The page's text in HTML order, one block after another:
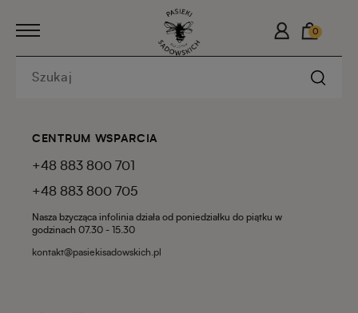
0
CENTRUM WSPARCIA
+48 883 800 701
+48 883 800 705
Nasza bzycząca infolinia działa od poniedziałku do piątku w
godzinach 07.30 - 15.30
kontakt@pasiekisadowskich.pl